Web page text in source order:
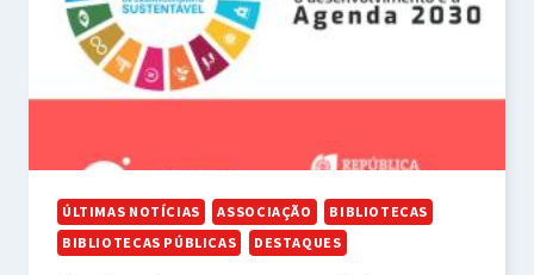
ÚLTIMAS NOTÍCIAS ASSOCIAÇÃO
BIBLIOTECAS
BIBLIOTECAS PÚBLICAS
DESTAQUES